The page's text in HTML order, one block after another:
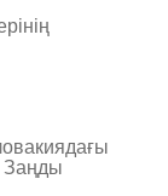
Заңды